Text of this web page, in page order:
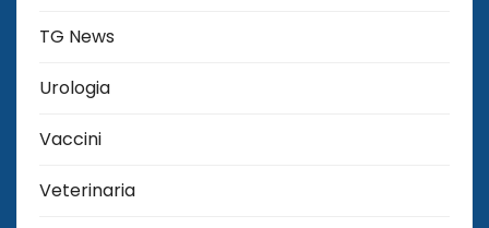
TG News
Urologia
Vaccini
Veterinaria